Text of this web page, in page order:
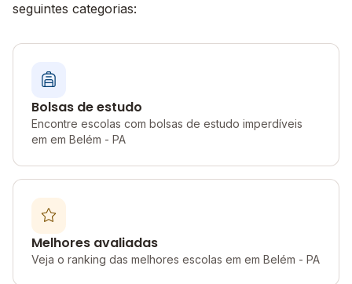
seguintes categorias:
Bolsas de estudo
Encontre escolas com bolsas de estudo imperdíveis
em em Belém - PA
Melhores avaliadas
Veja o ranking das melhores escolas em em Belém - PA